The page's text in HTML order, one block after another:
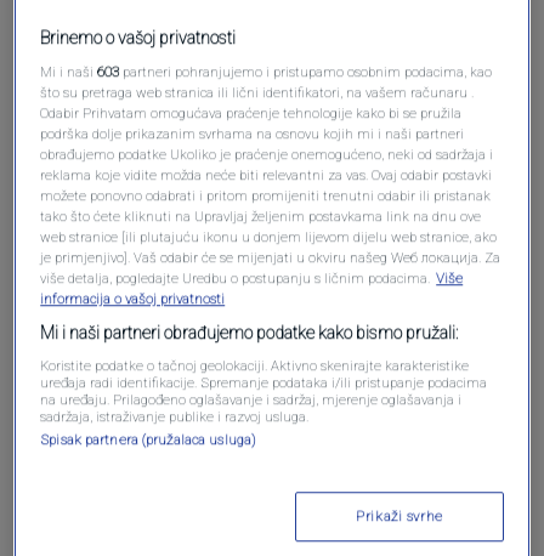
Oglas
Brinemo o vašoj privatnosti
Mi i naši603 partneri pohranjujemo i pristupamo osobnim podacima, kao
što su pretraga web stranica ili lični identifikatori, na vašem računaru .
Odabir Prihvatam omogućava praćenje tehnologije kako bi se pružila
podrška dolje prikazanim svrhama na osnovu kojih mi i naši partneri
obrađujemo podatke Ukoliko je praćenje onemogućeno, neki od sadržaja i
reklama koje vidite možda neće biti relevantni za vas. Ovaj odabir postavki
možete ponovno odabrati i pritom promijeniti trenutni odabir ili pristanak
tako što ćete kliknuti na Upravljaj željenim postavkama link na dnu ove
web stranice [ili plutajuću ikonu u donjem lijevom dijelu web stranice, ako
je primjenjivo]. Vaš odabir će se mijenjati u okviru našeg Wеб локација. Za
više detalja, pogledajte Uredbu o postupanju s ličnim podacima. Više
informacija o vašoj privatnosti
Mi i naši partneri obrađujemo podatke kako bismo pružali:
Koristite podatke o tačnoj geolokaciji. Aktivno skenirajte karakteristike
uređaja radi identifikacije. Spremanje podataka i/ili pristupanje podacima
na uređaju. Prilagođeno oglašavanje i sadržaj, mjerenje oglašavanja i
sadržaja, istraživanje publike i razvoj usluga.
Spisak partnera (pružalaca usluga)
Prikaži svrhe